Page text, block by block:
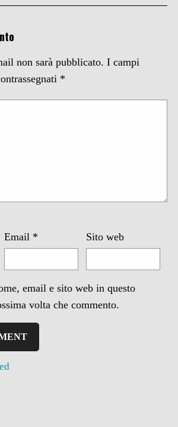
non sarà pubblicato. I campi
*
Email * Sito web
email e sito web in questo
volta che commento.